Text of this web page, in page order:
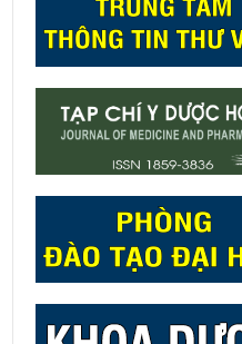
Chân dung tân Tiến sỹ NGUYỄN
Chân dung tân Tiến sỹ ĐÀO